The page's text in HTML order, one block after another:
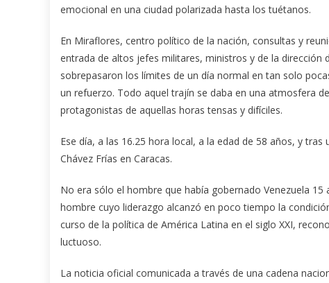
emocional en una ciudad polarizada hasta los tuétanos.
En Miraflores, centro político de la nación, consultas y
entrada de altos jefes militares, ministros y de la dirección
sobrepasaron los límites de un día normal en tan solo
un refuerzo. Todo aquel trajín se daba en una atmosfera
protagonistas de aquellas horas tensas y difíciles.
Ese día, a las 16.25 hora local, a la edad de 58 años, y
Chávez Frías en Caracas.
No era sólo el hombre que había gobernado Venezuela
hombre cuyo liderazgo alcanzó en poco tiempo la
curso de la política de América Latina en el siglo XXI,
luctuoso.
La noticia oficial comunicada a través de una cadena